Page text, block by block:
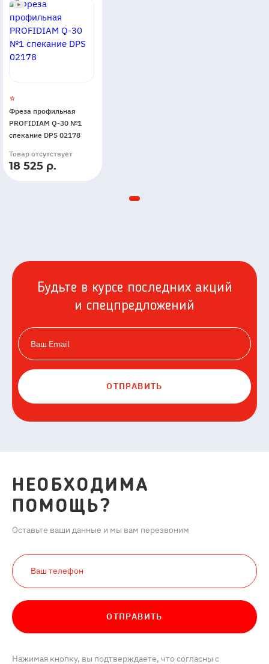
Фреза профильная
PROFIDIAM Q-30 №1
спекание DPS 02178
Товар отсутствует
18 525 р.
Будьте в курсе последних акций
и спецпредложений
ОТПРАВИТЬ
НЕОБХОДИМА
ПОМОЩЬ?
Оставьте ваши данные и мы вам перезвоним
ОТПРАВИТЬ
Нажимая кнопку, вы подтверждаете, что согласны с